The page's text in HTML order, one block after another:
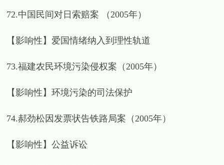
72.中国民间对日索赔案 （2005年）
【影响性】爱国情绪纳入到理性轨道
73.福建农民环境污染侵权案（2005年）
【影响性】环境污染的司法保护
74.郝劲松因发票状告铁路局案（2005年）
【影响性】公益诉讼